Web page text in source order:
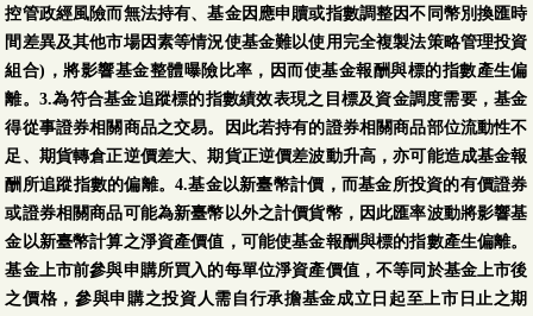
控管政經風險而無法持有、基金因應申贖或指數調整因不同幣別換匯時
間差異及其他市場因素等情況使基金難以使用完全複製法策略管理投資
組合)，將影響基金整體曝險比率，因而使基金報酬與標的指數產生偏
離。3.為符合基金追蹤標的指數績效表現之目標及資金調度需要，基金
得從事證券相關商品之交易。因此若持有的證券相關商品部位流動性不
足、期貨轉倉正逆價差大、期貨正逆價差波動升高，亦可能造成基金報
酬所追蹤指數的偏離。4.基金以新臺幣計價，而基金所投資的有價證券
或證券相關商品可能為新臺幣以外之計價貨幣，因此匯率波動將影響基
金以新臺幣計算之淨資產價值，可能使基金報酬與標的指數產生偏離。
基金上市前參與申購所買入的每單位淨資產價值，不等同於基金上市後
之價格，參與申購之投資人需自行承擔基金成立日起至上市日止之期